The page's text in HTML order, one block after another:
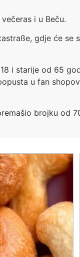
i u Beču.
gdje će
i starije od 65
u fan
brojku od